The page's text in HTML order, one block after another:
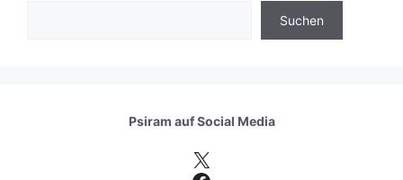
Suchen
Psiram aufSocial Media
X